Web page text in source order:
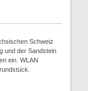
Schweiz
und der Sandstein
ein. WLAN